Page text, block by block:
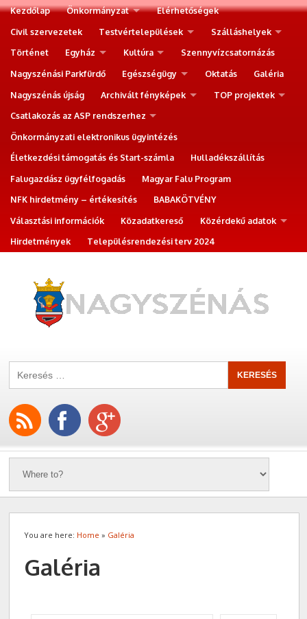
Kezdőlap Önkormányzat
Elérhetőségek
Civil szervezetek
Testvértelepülések
Szálláshelyek
Történet
Egyház Kultúra
Szennyvízcsatornázás
Nagyszénási Parkfürdő
Egészségügy Oktatás
Galéria
Nagyszénás újság
Archivált fényképek
TOP projektek
Csatlakozás az ASP rendszerhez
Önkormányzati elektronikus ügyintézés
Életkezdési támogatás és Start-számla
Hulladékszállítás
Falugazdász ügyfélfogadás
Magyar Falu Program
NFK hirdetmény – értékesítés
BABAKÖTVÉNY
Választási információk
Közadatkereső
Közérdekű adatok
Hirdetmények
Településrendezési terv 2024
You are here: Home » Galéria
Galéria